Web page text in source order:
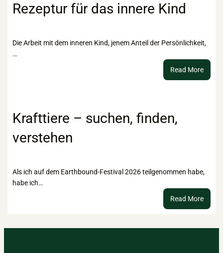
Rezeptur für das innere Kind
Die Arbeit mit dem inneren Kind, jenem Anteil der Persönlichkeit,
…
Read More:
Krafttiere – suchen, finden,
verstehen
Als ich auf dem Earthbound-Festival 2026 teilgenommen habe,
habe ich…
Read More: